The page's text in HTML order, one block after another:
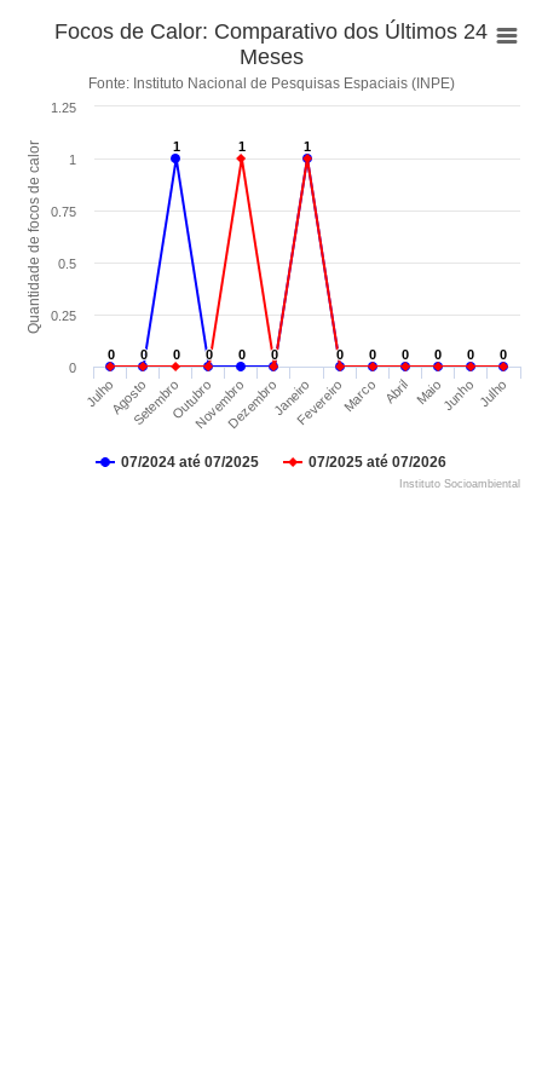
Quantidade de focos de calor
Focos de Calor: Comparativo dos Últimos 24
Meses
Fonte: Instituto Nacional de Pesquisas Espaciais (INPE)
0
0 0
0
1
1
0
0 0
0 0
0
1
1
0
0 0
0 0
0 0
0 0
0 0
0
0
0
1
1
07/2024 até 07/2025 07/2025 até 07/2026
JulhoAgostoSetembroOutubroNovembroDezembroJaneiroFevereiroMarco Abril MaioJunho Julho
0
0.25
0.5
0.75
1
1.25
Instituto Socioambiental